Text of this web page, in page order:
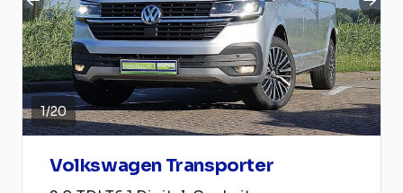
1/20
Volkswagen Transporter